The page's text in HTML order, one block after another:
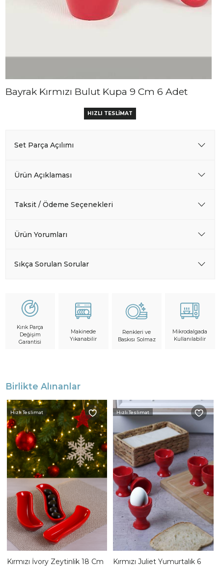
Bayrak Kırmızı Bulut Kupa 9 Cm 6 Adet
HIZLI TESLİMAT
Set Parça Açılımı
Ürün Açıklaması
Taksit / Ödeme Seçenekleri
Ürün Yorumları
Sıkça Sorulan Sorular
Kırık Parça
Değişim
Garantisi
Makinede
Yıkanabilir
Renkleri ve
Baskısı Solmaz
Mikrodalgada
Kullanılabilir
Birlikte Alınanlar
Hızlı Teslimat
Kırmızı İvory Zeytinlik 18 Cm
Hızlı Teslimat
Kırmızı Juliet Yumurtalık 6